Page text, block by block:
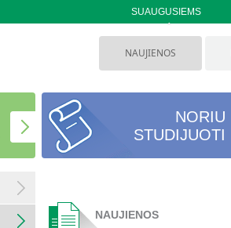
SUAUGUSIEMS
NAUJIENOS
NORIU
STUDIJUOTI
NAUJIENOS